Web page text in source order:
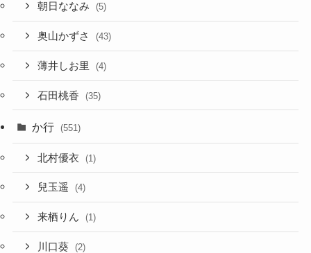
朝日ななみ (5)
奥山かずさ (43)
薄井しお里 (4)
石田桃香 (35)
か行 (551)
北村優衣 (1)
兒玉遥 (4)
来栖りん (1)
川口葵 (2)